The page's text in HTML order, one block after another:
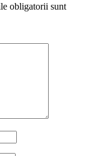
obligatorii sunt